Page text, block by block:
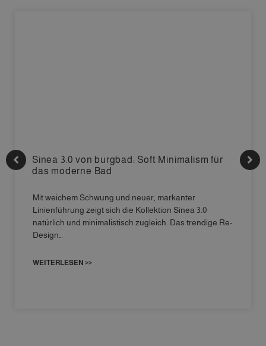
Sinea 3.0 von burgbad: Soft Minimalism für
das moderne Bad
Mit weichem Schwung und neuer, markanter
Linienführung zeigt sich die Kollektion Sinea 3.0
natürlich und minimalistisch zugleich. Das trendige Re-
Design…
WEITERLESEN >>